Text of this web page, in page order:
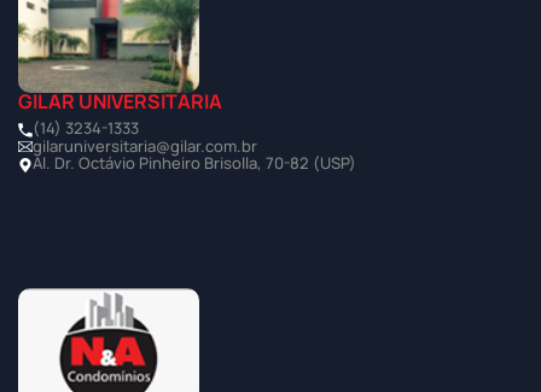
GILAR UNIVERSITÁRIA
(14) 3234-1333
gilaruniversitaria@gilar.com.br
Al. Dr. Octávio Pinheiro Brisolla, 70-82 (USP)